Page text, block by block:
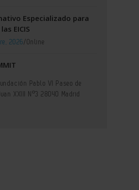
Especializado para
EICIS
2026/Online
Pablo VI Paseo de
XXIII Nº3 28040 Madrid